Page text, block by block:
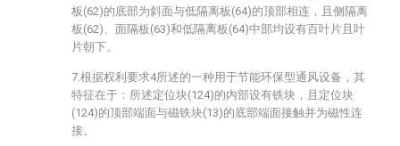
板(62)的底部为斜面与低隔离板(64)的顶部相连，且侧隔离
板(62)、面隔板(63)和低隔离板(64)中部均设有百叶片且叶
片朝下。
7.根据权利要求4所述的一种用于节能环保型通风设备，其
特征在于：所述定位块(124)的内部设有铁块，且定位块
(124)的顶部端面与磁铁块(13)的底部端面接触并为磁性连
接。